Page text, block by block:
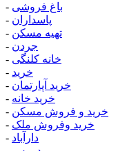
- باغ فروشی
- پاسداران
- تهیه مسکن
- جردن
- خانه کلنگی
- خرید
- خرید آپارتمان
- خرید خانه
- خرید و فروش مسکن
- خرید وفروش ملک
- دارآباد